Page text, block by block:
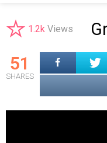
1.2k Views
51
SHARES